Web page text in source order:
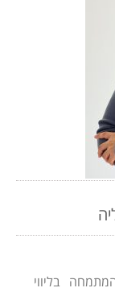
בליווי